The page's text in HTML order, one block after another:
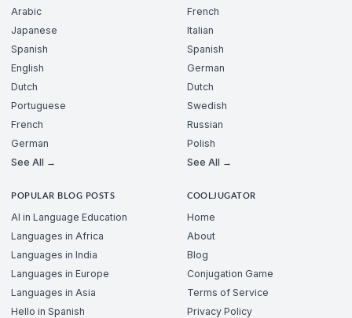
Arabic
Japanese
Spanish
English
Dutch
Portuguese
French
German
See All →
French
Italian
Spanish
German
Dutch
Swedish
Russian
Polish
See All →
POPULAR BLOG POSTS
AI in Language Education
Languages in Africa
Languages in India
Languages in Europe
Languages in Asia
Hello in Spanish
COOLJUGATOR
Home
About
Blog
Conjugation Game
Terms of Service
Privacy Policy